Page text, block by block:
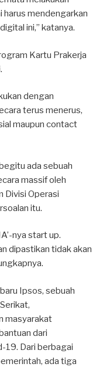
harus mendengarkan
ini,” katanya.
Kartu Prakerja
dengan
terus menerus,
maupun contact
ada sebuah
massif oleh
Divisi Operasi
itu.
nya start up.
dipastikan tidak akan
Ipsos, sebuah
masyarakat
dari
19. Dari berbagai
ada tiga